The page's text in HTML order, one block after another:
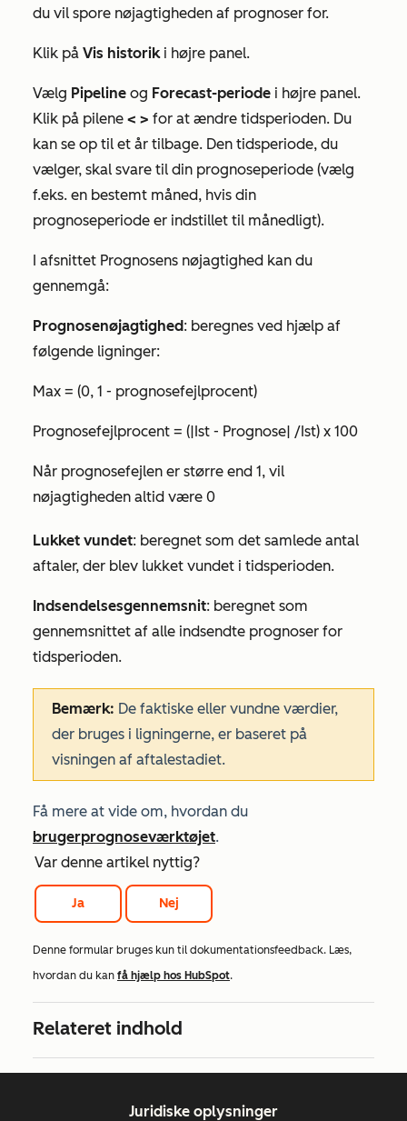
du vil spore nøjagtigheden af prognoser for.
Klik på Vis historiki højre panel.
Vælg Pipeline og Forecast-periode i højre panel.
Klik på pilene < > for at ændre tidsperioden. Du
kan se op til et år tilbage. Den tidsperiode, du
vælger, skal svare til din prognoseperiode (vælg
f.eks. en bestemt måned, hvis din
prognoseperiode er indstillet til månedligt).
I afsnittet Prognosens nøjagtighed kan du
gennemgå:
Prognosenøjagtighed: beregnes ved hjælp af
følgende ligninger:
Max = (0, 1 - prognosefejlprocent)
Prognosefejlprocent = (|Ist - Prognose| /Ist) x 100
Når prognosefejlen er større end 1, vil
nøjagtigheden altid være 0
Lukket vundet: beregnet som det samlede antal
aftaler, der blev lukket vundet i tidsperioden.
Indsendelsesgennemsnit: beregnet som
gennemsnittet af alle indsendte prognoser for
tidsperioden.
Bemærk: De faktiske eller vundne værdier,
der bruges i ligningerne, er baseret på
visningen af aftalestadiet.
Få mere at vide om, hvordan du
brugerprognoseværktøjet.
Var denne artikel nyttig?
Ja Nej
Denne formular bruges kun til dokumentationsfeedback. Læs,
hvordan du kan få hjælp hos HubSpot.
Relateret indhold
Juridiske oplysninger